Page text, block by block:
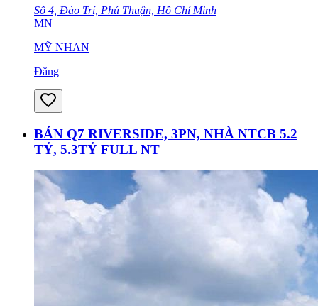
Số 4, Đào Trí, Phú Thuận, Hồ Chí Minh
MN
MỸ NHAN
Đăng
BÁN Q7 RIVERSIDE, 3PN, NHÀ NTCB 5.2
TỶ, 5.3TỶ FULL NT